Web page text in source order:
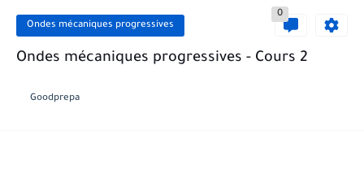
Ondes mécaniques progressives
0
Ondes mécaniques progressives - Cours 2
Goodprepa